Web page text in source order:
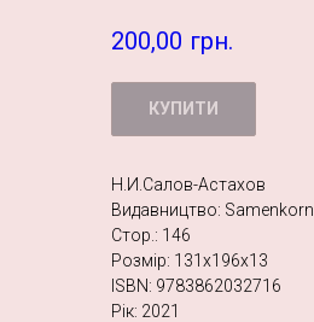
200,00 грн.
КУПИТИ
Н.И.Салов-Астахов
Видавництво: Samenkorn
Стор.: 146
Розмір: 131х196х13
ISBN: 9783862032716
Рік: 2021